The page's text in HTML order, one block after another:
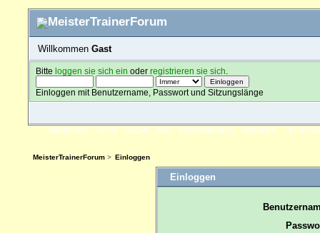
Willkommen Gast
Bitteloggen sie sich ein oderregistrieren sie sich
Einloggen mit Benutzername, Passwort und Sitzungslänge
ÜBERSICHT HILFE SUCHE FAQ FORENREGELN SPENDEN
MeisterTrainerForum> Einloggen
Einloggen